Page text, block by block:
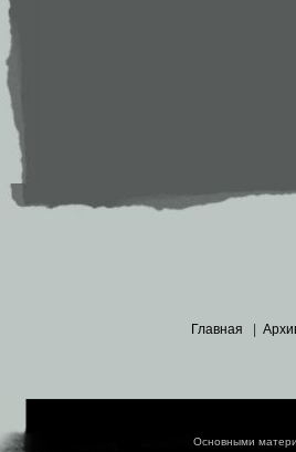
Главная
Основными